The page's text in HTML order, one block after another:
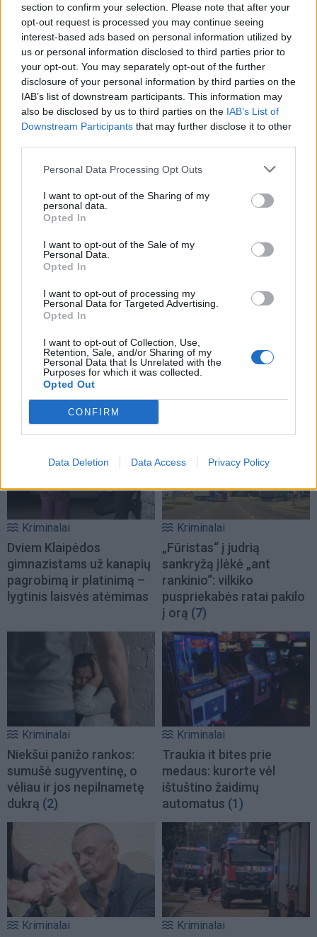
section to confirm your selection. Please note that after your
opt-out request is processed you may continue seeing
interest-based ads based on personal information utilized by
us or personal information disclosed to third parties prior to
your opt-out. You may separately opt-out of the further
disclosure of your personal information by third parties on the
IAB’s list of downstream participants. This information may
also be disclosed by us to third parties on the IAB’s List of
Downstream Participants that may further disclose it to other
Personal Data Processing Opt Outs
I want to opt-out of the Sharing of my
personal data.
Opted In
I want to opt-out of the Sale of my
Personal Data.
Opted In
I want to opt-out of processing my
Personal Data for Targeted Advertising.
Opted In
I want to opt-out of Collection, Use,
Retention, Sale, and/or Sharing of my
Personal Data that Is Unrelated with the
Purposes for which it was collected.
Opted Out
CONFIRM
Data Deletion Data Access Privacy Policy
TAIP PAT SKAITYKITE
Kriminalai
Nelaukti svečiai išėjo ne
tik su „lauktuvėmis“: į
nakties tamsą išsivedė ir
merginą
(3)
Kriminalai
Negrįžo iš Jūros šventės:
artimieji laukė dvi
Kriminalai
Dviem Klaipėdos
gimnazistams už kanapių
pagrobimą ir platinimą –
lygtinis laisvės atėmimas
Kriminalai
„Fūristas“ į judrią
sankryžą įlėkė „ant
rankinio“: vilkiko
puspriekabės ratai pakilo
į orą (7)
Kriminalai
Niekšui panižo rankos:
sumušė sugyventinę, o
vėliau ir jos nepilnametę
dukrą (2)
Kriminalai
Traukia it bites prie
medaus: kurorte vėl
ištuštino žaidimų
automatus (1)
Kriminalai Kriminalai